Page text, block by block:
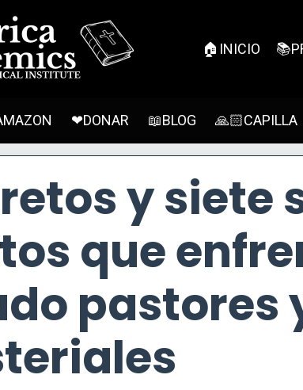
🏠INICIO
❤DONAR 📖BLOG 🙏🏻CAPILLA
y siete
que
pastores